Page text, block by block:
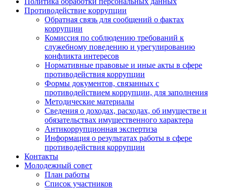
Прoтивoдeйствие кoрpупции
Обратная связь для сообщений о фактах
коррупции
Комиссия по соблюдению требований к
служебному поведению и урегулированию
конфликта интересов
Нормативные правовые и иные акты в сфере
противодействия коррупции
Формы документов, связанных с
противодействием коррупции, для заполнения
Методические материалы
Сведения о доходах, расходах, об имуществе и
обязательствах имущественного характера
Антикоррупционная экспертиза
Информация о результатах работы в сфере
противодействия коррупции
Контакты
Молодежный совет
План работы
Список участников